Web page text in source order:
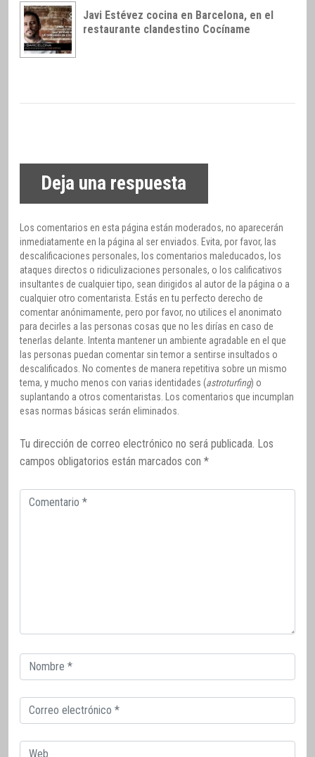
Javi Estévez cocina en Barcelona, en el
restaurante clandestino Cocíname
Deja una respuesta
Los comentarios en esta página están moderados, no aparecerán
inmediatamente en la página al ser enviados. Evita, por favor, las
descalificaciones personales, los comentarios maleducados, los
ataques directos o ridiculizaciones personales, o los calificativos
insultantes de cualquier tipo, sean dirigidos al autor de la página o a
cualquier otro comentarista. Estás en tu perfecto derecho de
comentar anónimamente, pero por favor, no utilices el anonimato
para decirles a las personas cosas que no les dirías en caso de
tenerlas delante. Intenta mantener un ambiente agradable en el que
las personas puedan comentar sin temor a sentirse insultados o
descalificados. No comentes de manera repetitiva sobre un mismo
tema, y mucho menos con varias identidades (astroturfing) o
suplantando a otros comentaristas. Los comentarios que incumplan
esas normas básicas serán eliminados.
Tu dirección de correo electrónico no será publicada. Los
campos obligatorios están marcados con *
Comentario
Correo
electrónico
Correo
electrónico
Web